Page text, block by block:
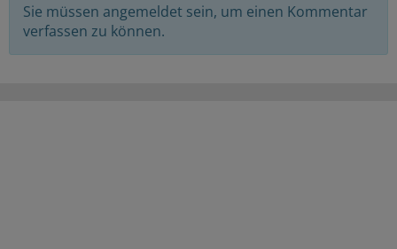
Sie müssen angemeldet sein, um einen Kommentar
verfassen zu können.